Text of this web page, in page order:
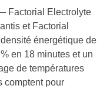
Factorial Electrolyte
et Factorial
énergétique de
en 18 minutes et un
de températures
comptent pour